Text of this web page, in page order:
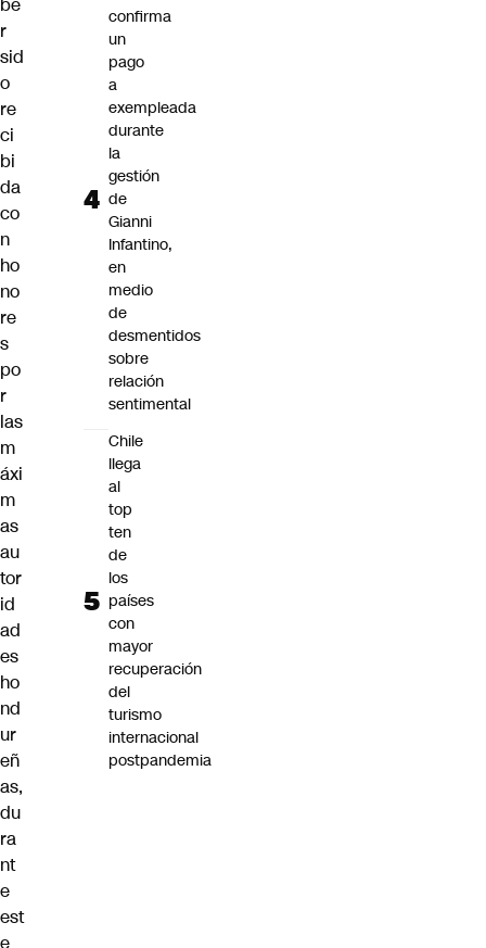
r
sid
o
re
ci
bi
da
co
n
ho
no
re
s
po
r
las
m
áxi
m
as
au
tor
id
ad
es
ho
nd
ur
eñ
as,
du
ra
nt
e
est
e
confirma
un
pago
a
exempleada
durante
la
gestión
de
Gianni
Infantino,
en
medio
de
desmentidos
sobre
relación
sentimental
Chile
llega
al
top
ten
de
los
países
con
mayor
recuperación
del
turismo
internacional
postpandemia